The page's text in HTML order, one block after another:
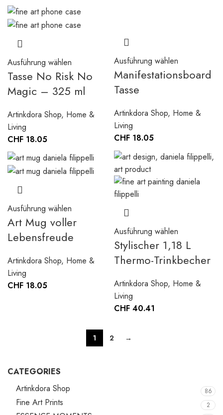
CATEGORIES
Artinkdora Shop
86
Fine Art Prints 2
Ausführung wählen
Tasse No Risk No
Magic – 325 ml
Artinkdora Shop, Home &
Living
CHF 18.05
Ausführung wählen
Manifestationsboard
Tasse
Artinkdora Shop, Home &
Living
CHF 18.05
Ausführung wählen
Art Mug voller
Lebensfreude
Artinkdora Shop, Home &
Living
CHF 18.05
Ausführung wählen
Stylischer 1,18 L
Thermo-Trinkbecher
Artinkdora Shop, Home &
Living
CHF 40.41
1 2 →